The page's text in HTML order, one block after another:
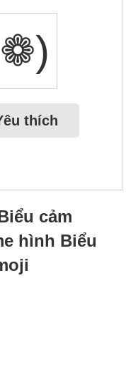
thích
cảm
hình Biểu